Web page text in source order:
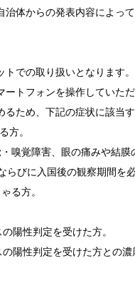
体からの発表内容によっ
での取り扱いとなります。
トフォンを操作していた
ため、下記の症状に該当
方。
嗅覚障害、眼の痛みや結
びに入国後の観察期間を
る方。
陽性判定を受けた方。
陽性判定を受けた方との濃